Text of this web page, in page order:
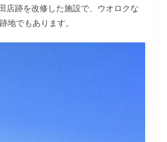
店跡を改修した施設で、ウオロクな
地でもあります。